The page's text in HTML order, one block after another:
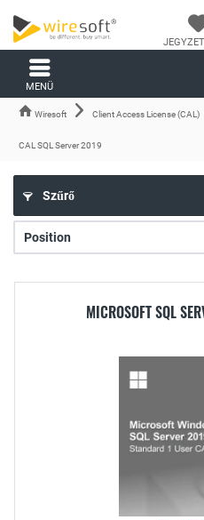
MENÜ
Wiresoft Client Access License (CAL)
CAL SQL Server 2019
Szűrő
MICROSOFT SQL